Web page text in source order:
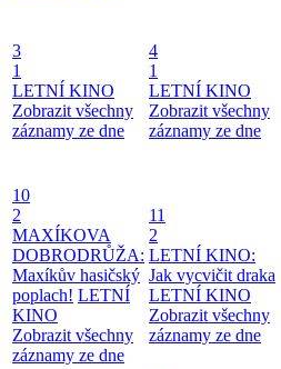
3
1
LETNÍ KINO
Zobrazit všechny
záznamy ze dne
4
1
LETNÍ KINO
Zobrazit všechny
záznamy ze dne
10
2
MAXÍKOVA
DOBRODRŮŽA:
Maxíkův hasičský
poplach! LETNÍ
KINO
Zobrazit všechny
záznamy ze dne
11
2
LETNÍ KINO:
Jak vycvičit draka
LETNÍ KINO
Zobrazit všechny
záznamy ze dne